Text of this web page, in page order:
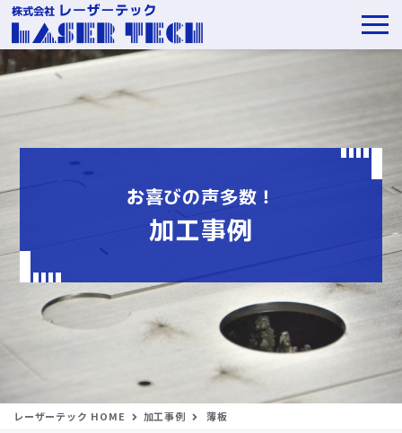
お喜びの声多数！
加工事例
レーザーテック HOME 加工事例 薄板